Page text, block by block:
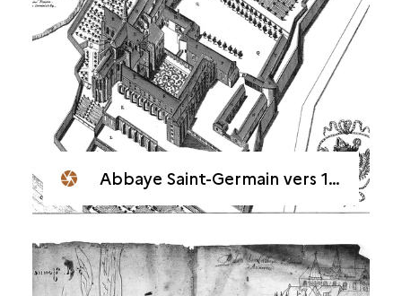
Abbaye Saint-Germain vers 1680, vue extraite du Monasticum gallicanum (éd. P. Delacourt, 1871)